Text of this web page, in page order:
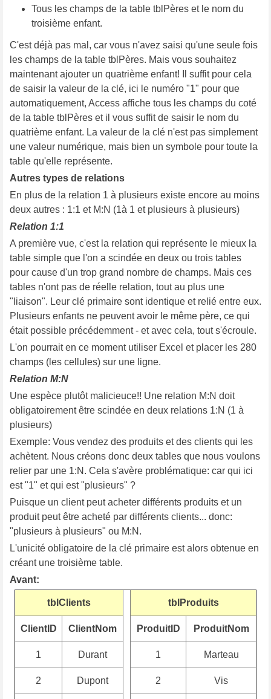
Tous les champs de la table tblPères et le nom du
troisième enfant.
C'est déjà pas mal, car vous n'avez saisi qu'une seule fois
les champs de la table tblPères. Mais vous souhaitez
maintenant ajouter un quatrième enfant! Il suffit pour cela
de saisir la valeur de la clé, ici le numéro "1" pour que
automatiquement, Access affiche tous les champs du coté
de la table tblPères et il vous suffit de saisir le nom du
quatrième enfant. La valeur de la clé n'est pas simplement
une valeur numérique, mais bien un symbole pour toute la
table qu'elle représente.
Autres types de relations
En plus de la relation 1 à plusieurs existe encore au moins
deux autres : 1:1 et M:N (1à 1 et plusieurs à plusieurs)
Relation 1:1
A première vue, c'est la relation qui représente le mieux la
table simple que l'on a scindée en deux ou trois tables
pour cause d'un trop grand nombre de champs. Mais ces
tables n'ont pas de réelle relation, tout au plus une
"liaison". Leur clé primaire sont identique et relié entre eux.
Plusieurs enfants ne peuvent avoir le même père, ce qui
était possible précédemment - et avec cela, tout s'écroule.
L'on pourrait en ce moment utiliser Excel et placer les 280
champs (les cellules) sur une ligne.
Relation M:N
Une espèce plutôt malicieuce!! Une relation M:N doit
obligatoirement être scindée en deux relations 1:N (1 à
plusieurs)
Exemple: Vous vendez des produits et des clients qui les
achètent. Nous créons donc deux tables que nous voulons
relier par une 1:N. Cela s'avère problématique: car qui ici
est "1" et qui est "plusieurs" ?
Puisque un client peut acheter différents produits et un
produit peut être acheté par différents clients... donc:
"plusieurs à plusieurs" ou M:N.
L'unicité obligatoire de la clé primaire est alors obtenue en
créant une troisième table.
Avant:
tblClients tblProduits
ClientID ClientNom ProduitID ProduitNom
1 Durant 1 Marteau
2 Dupont 2 Vis